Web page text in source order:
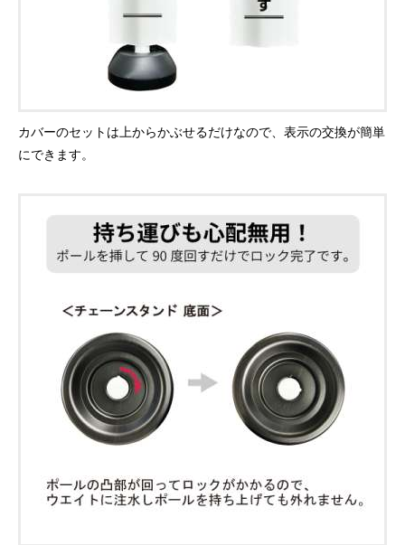
カバーのセットは上からかぶせるだけなので、表示の交換が簡単
にできます。